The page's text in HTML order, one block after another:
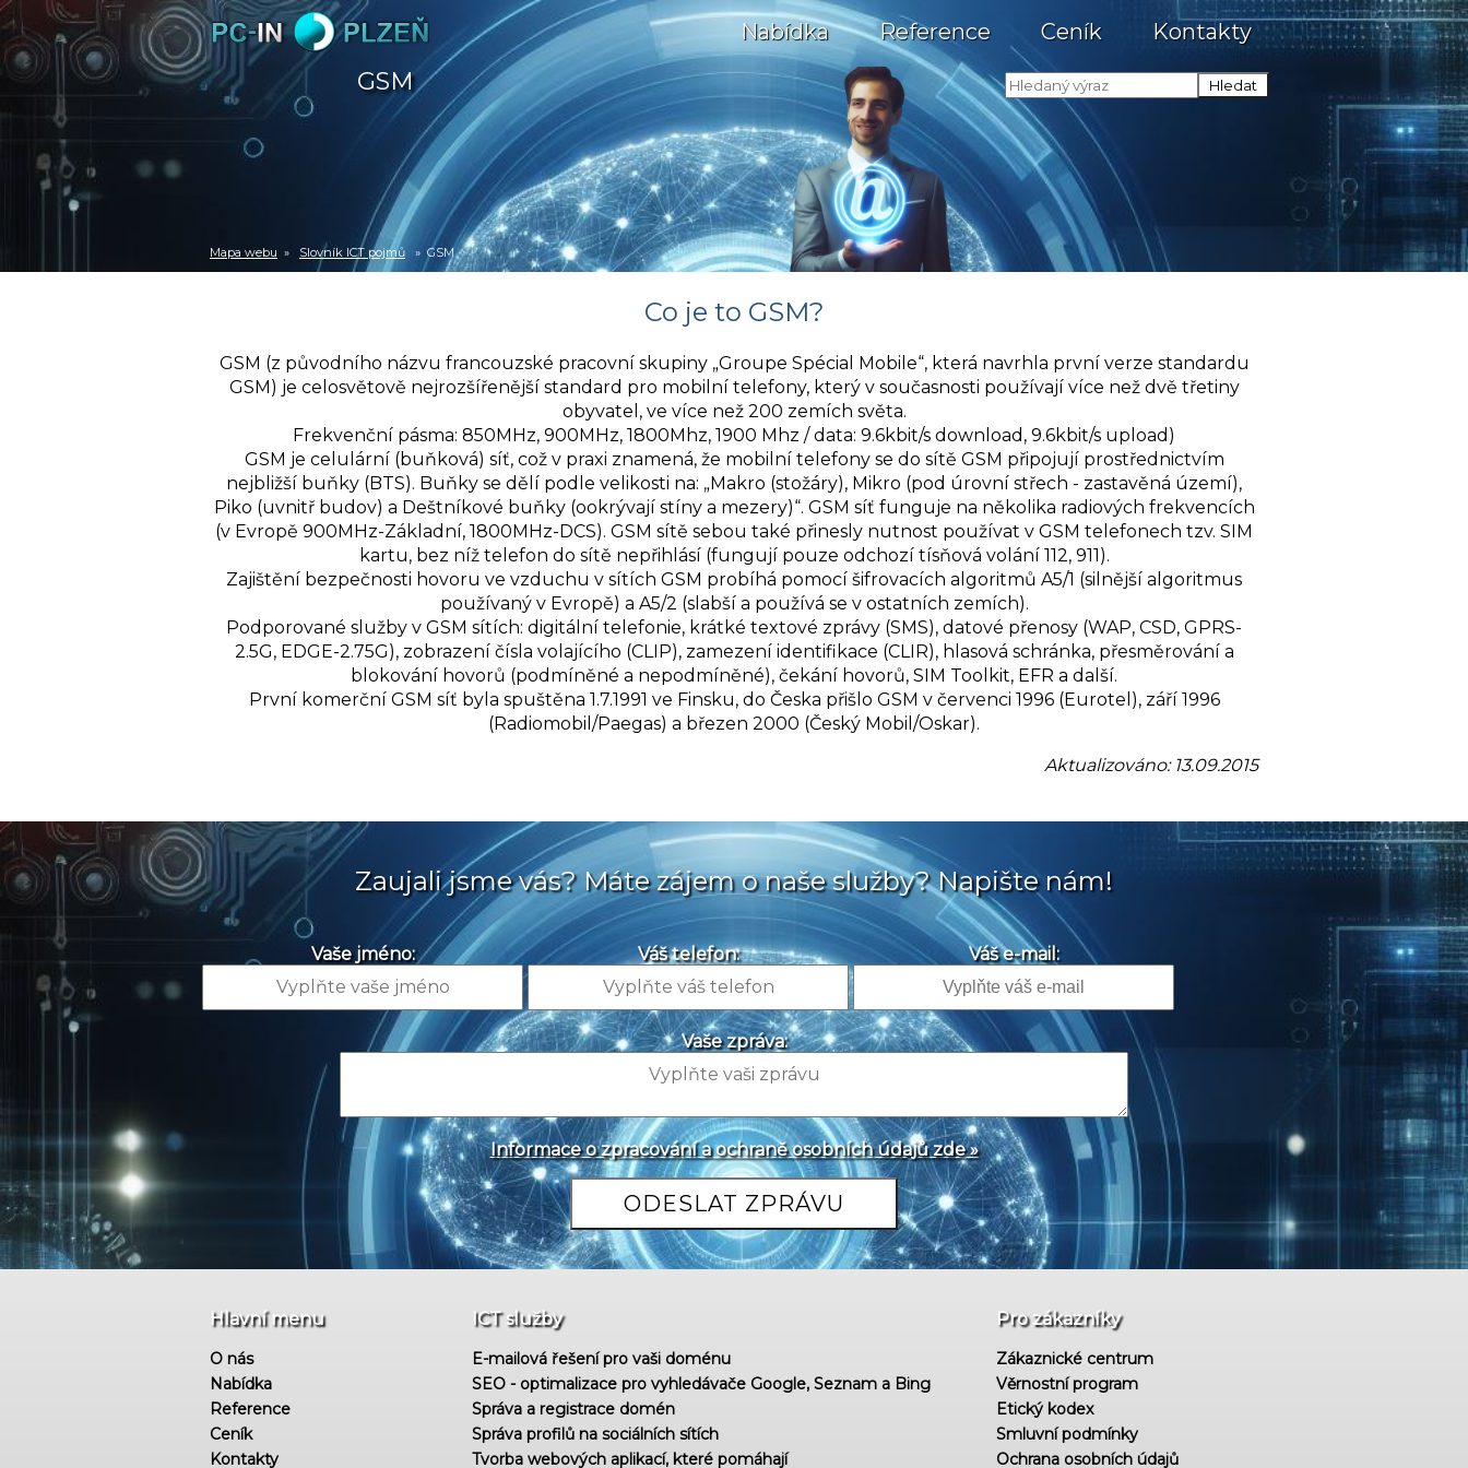
Nabídka Reference Ceník Kontakty
GSM
Mapa webu » Slovník ICT pojmů » GSM
Co je to GSM?
GSM (z původního názvu francouzské pracovní skupiny „Groupe Spécial Mobile“, která navrhla první verze standardu
GSM) je celosvětově nejrozšířenější standard pro mobilní telefony, který v současnosti používají více než dvě třetiny
obyvatel, ve více než 200 zemích světa.
Frekvenční pásma: 850MHz, 900MHz, 1800Mhz, 1900 Mhz / data: 9.6kbit/s download, 9.6kbit/s upload)
GSM je celulární (buňková) síť, což v praxi znamená, že mobilní telefony se do sítě GSM připojují prostřednictvím
nejbližší buňky (BTS). Buňky se dělí podle velikosti na: „Makro (stožáry), Mikro (pod úrovní střech - zastavěná území),
Piko (uvnitř budov) a Deštníkové buňky (ookrývají stíny a mezery)“. GSM síť funguje na několika radiových frekvencích
(v Evropě 900MHz-Základní, 1800MHz-DCS). GSM sítě sebou také přinesly nutnost používat v GSM telefonech tzv. SIM
kartu, bez níž telefon do sítě nepřihlásí (fungují pouze odchozí tísňová volání 112, 911).
Zajištění bezpečnosti hovoru ve vzduchu v sítích GSM probíhá pomocí šifrovacích algoritmů A5/1 (silnější algoritmus
používaný v Evropě) a A5/2 (slabší a používá se v ostatních zemích).
Podporované služby v GSM sítích: digitální telefonie, krátké textové zprávy (SMS), datové přenosy (WAP, CSD, GPRS-
2.5G, EDGE-2.75G), zobrazení čísla volajícího (CLIP), zamezení identifikace (CLIR), hlasová schránka, přesměrování a
blokování hovorů (podmíněné a nepodmíněné), čekání hovorů, SIM Toolkit, EFR a další.
První komerční GSM síť byla spuštěna 1.7.1991 ve Finsku, do Česka přišlo GSM v červenci 1996 (Eurotel), září 1996
(Radiomobil/Paegas) a březen 2000 (Český Mobil/Oskar).
Aktualizováno: 13.09.2015
Zaujali jsme vás? Máte zájem o naše služby? Napište nám!
Vaše jméno: Váš telefon: Váš e-mail:
Vaše zpráva:
Informace o zpracování a ochraně osobních údajů zde »
Hlavní menu
O nás
Nabídka
Reference
Ceník
Kontakty
ICT služby
E-mailová řešení pro vaši doménu
SEO - optimalizace pro vyhledávače Google, Seznam a Bing
Správa a registrace domén
Správa profilů na sociálních sítích
Tvorba webových aplikací, které pomáhají
Pro zákazníky
Zákaznické centrum
Věrnostní program
Etický kodex
Smluvní podmínky
Ochrana osobních údajů